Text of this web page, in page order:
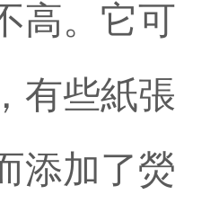
高。它可
有些紙張
添加了熒